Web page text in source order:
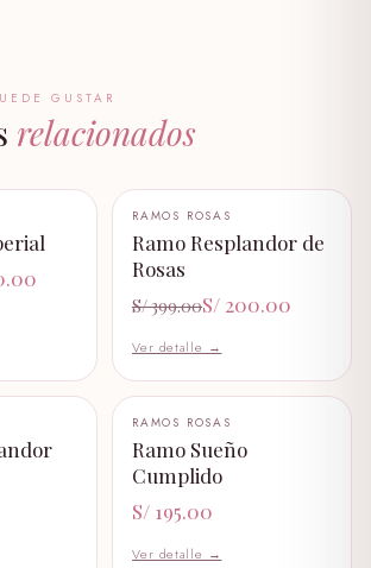
amor
GUSTAR
relacionados
−50%
+ AÑADIR AL CARRITO
RAMOS ROSAS
Ramo Resplandor de
Rosas
S/ 399.00S/ 200.00
Ver detalle →
+ AÑADIR AL CARRITO
RAMOS ROSAS
Ramo Sueño
Cumplido
S/ 195.00
Ver detalle →